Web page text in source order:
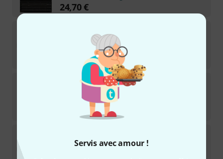
Servis avec amour !
24,70€
Licence de téléchargement
Celemony Tonalic Arranger 1 Month
Licence de téléchargement
11